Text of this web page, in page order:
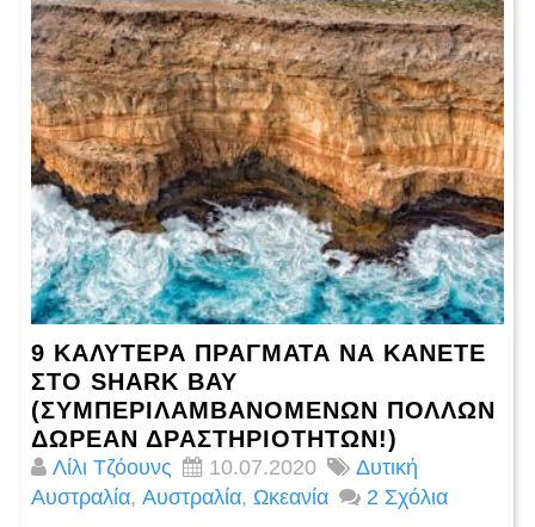
9 ΚΑΛΎΤΕΡΑ ΠΡΆΓΜΑΤΑ ΝΑ ΚΆΝΕΤΕ
ΣΤΟ SHARK BAY
(ΣΥΜΠΕΡΙΛΑΜΒΑΝΟΜΈΝΩΝ ΠΟΛΛΏΝ
ΔΩΡΕΆΝ ΔΡΑΣΤΗΡΙΟΤΉΤΩΝ!)
Λίλι Τζόουνς 10.07.2020
Δυτική
Αυστραλία, Αυστραλία, Ωκεανία 2 Σχόλια